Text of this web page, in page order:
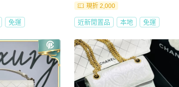
免運
現折 2,000
近新閒置品 本地 免運